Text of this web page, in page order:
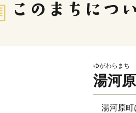
ゆがわらまち
湯河
湯河原町